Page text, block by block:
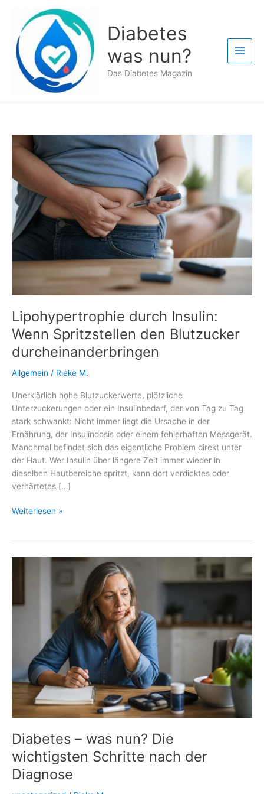
springen
Diabetes
was nun?
Das Diabetes Magazin
Lipohypertrophie durch Insulin:
Wenn Spritzstellen den Blutzucker
durcheinanderbringen
Allgemein / Rieke M.
Unerklärlich hohe Blutzuckerwerte, plötzliche
Unterzuckerungen oder ein Insulinbedarf, der von Tag zu Tag
stark schwankt: Nicht immer liegt die Ursache in der
Ernährung, der Insulindosis oder einem fehlerhaften Messgerät.
Manchmal befindet sich das eigentliche Problem direkt unter
der Haut. Wer Insulin über längere Zeit immer wieder in
dieselben Hautbereiche spritzt, kann dort verdicktes oder
verhärtetes […]
Lipohypertrophie
Spritzstellen
durcheinanderbringen
Weiterlesen »
Diabetes – was nun? Die
wichtigsten Schritte nach der
Diagnose